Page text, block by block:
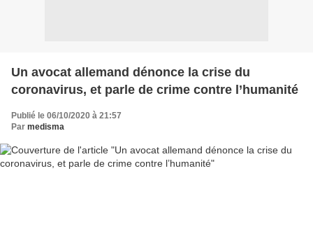
Un avocat allemand dénonce la crise du
coronavirus, et parle de crime contre l’humanité
Publié le 06/10/2020 à 21:57
Par medisma